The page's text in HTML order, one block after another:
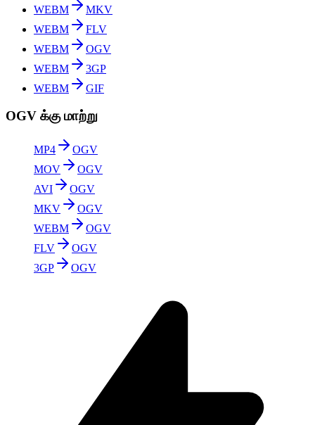
WEBM
MKV
WEBM
FLV
WEBM
OGV
WEBM
3GP
WEBM
GIF
OGV க்கு மாற்று
MP4
OGV
MOV
OGV
AVI
OGV
MKV
OGV
WEBM
OGV
FLV
OGV
3GP
OGV